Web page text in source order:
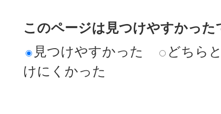
このページは見つけやすかった
見つけやすかった
どちら
けにくかった